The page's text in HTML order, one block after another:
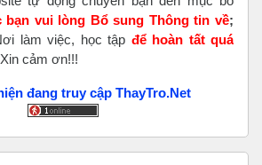
bạn vui lòng Bổ sung Thông tin về;
làm việc, học tập để hoàn tấtquá
cảm ơn!!!
đang truy cập ThayTro.Net